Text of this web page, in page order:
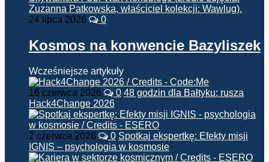
24 lipca 2026 0
Kosmos na konwencie Bazyliszek
Wcześniejsze artykuły
16 czerwca 2026 0 48 godzin dla Bałtyku: rusza
Hack4Change 2026
2 czerwca 2026 0 Spotkaj ekspertkę: Efekty misji
IGNIS – psychologia w kosmosie